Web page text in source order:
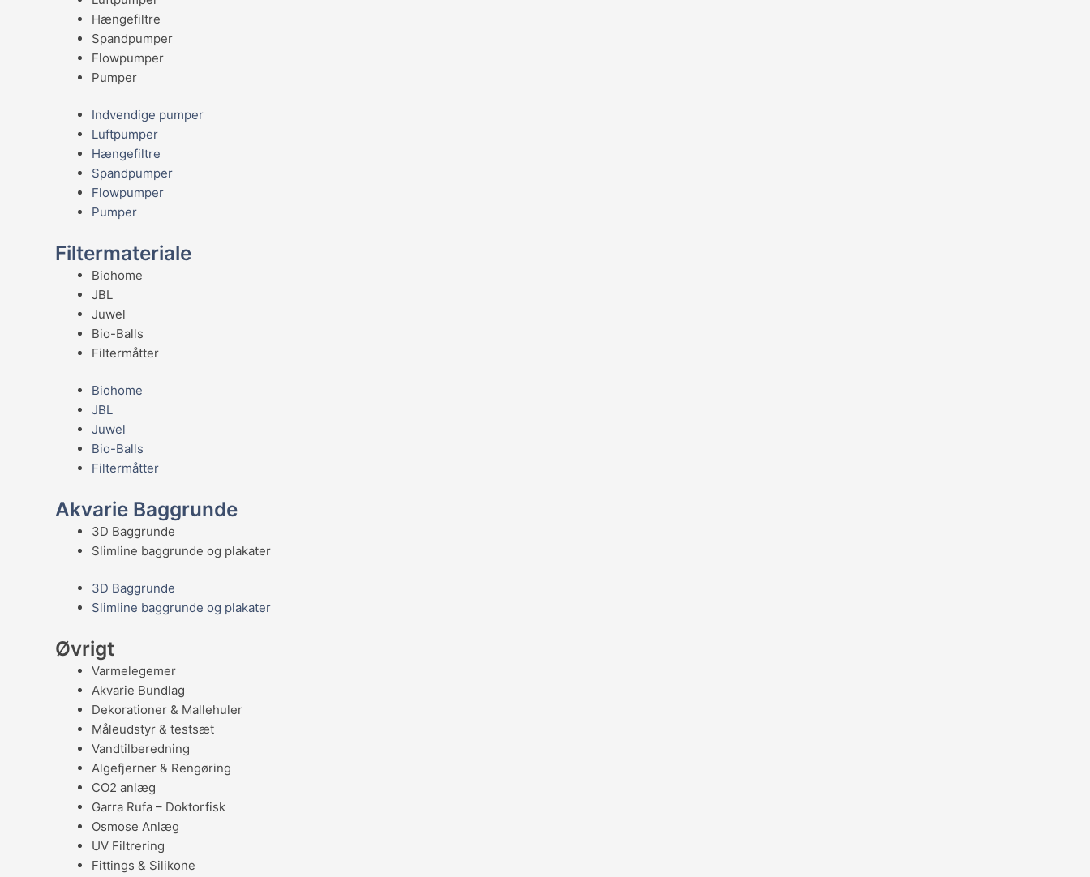
Hængefiltre
Spandpumper
Flowpumper
Pumper
Indvendige pumper
Luftpumper
Hængefiltre
Spandpumper
Flowpumper
Pumper
Filtermateriale
Biohome
JBL
Juwel
Bio-Balls
Filtermåtter
Biohome
JBL
Juwel
Bio-Balls
Filtermåtter
Akvarie Baggrunde
3D Baggrunde
Slimline baggrunde og plakater
3D Baggrunde
Slimline baggrunde og plakater
Øvrigt
Varmelegemer
Akvarie Bundlag
Dekorationer & Mallehuler
Måleudstyr & testsæt
Vandtilberedning
Algefjerner & Rengøring
CO2 anlæg
Garra Rufa – Doktorfisk
Osmose Anlæg
UV Filtrering
Fittings & Silikone